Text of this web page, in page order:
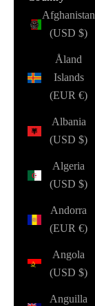
Afghanistan
(USD $)
Åland
Islands
(EUR €)
Albania
(USD $)
Algeria
(USD $)
Andorra
(EUR €)
Angola
(USD $)
Anguilla